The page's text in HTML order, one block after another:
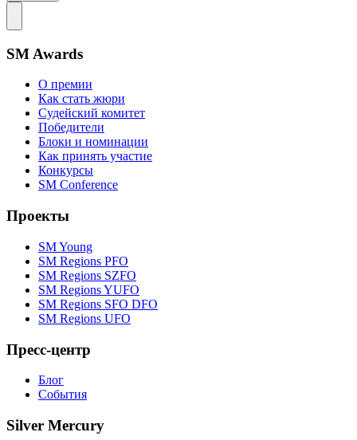
SM Awards
О премии
Как стать жюри
Судейский комитет
Победители
Блоки и номинации
Как принять участие
Конкурсы
SM Conference
Проекты
SM Young
SM Regions PFO
SM Regions SZFO
SM Regions YUFO
SM Regions SFO DFO
SM Regions UFO
Пресс-центр
Блог
События
Silver Mercury